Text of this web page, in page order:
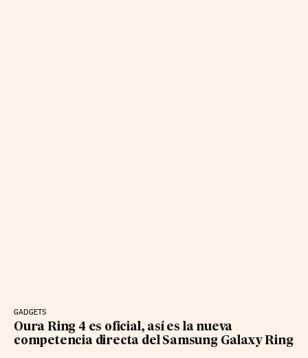
GADGETS
Oura Ring 4 es oficial, así es la nueva
competencia directa del Samsung Galaxy Ring